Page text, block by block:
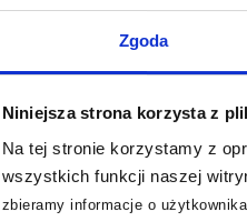
Zgoda
Niniejsza strona korzysta z
Na tej stronie korzystamy z
wszystkich funkcji naszej
zbieramy informacje o
Wymiary z opakowaniem
Waga z opakowaniem
Gwarancja
Dane producenta